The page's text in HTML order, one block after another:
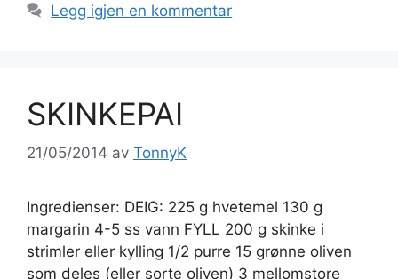
Legg igjen en kommentar
SKINKEPAI
21/05/2014 av TonnyK
Ingredienser: DEIG: 225 g hvetemel 130 g
margarin 4-5 ss vann FYLL 200 g skinke i
strimler eller kylling 1/2 purre 15 grønne oliven
som deles (eller sorte oliven) 3 mellomstore